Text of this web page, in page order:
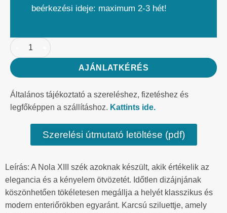
beérkezési ideje: maximum 2-3 hét!
AJÁNLATKÉRÉS
Általános tájékoztató a szereléshez, fizetéshez és
legfőképpen a szállításhoz. Kattints ide.
Szerelési útmutató letöltése (pdf)
Leírás: A Nola XIII szék azoknak készült, akik értékelik az
elegancia és a kényelem ötvözetét. Időtlen dizájnjának
köszönhetően tökéletesen megállja a helyét klasszikus és
modern enteriőrökben egyaránt. Karcsú sziluettje, amely